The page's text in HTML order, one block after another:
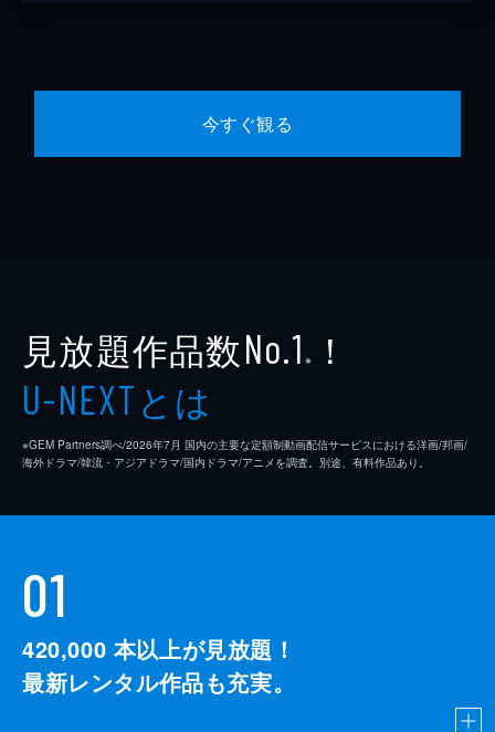
今すぐ観る
見放題作品数No.1 ※ ！
U-NEXTとは
※GEM Partners調べ/2026年7⽉ 国内の主要な定額制動画配信サービスにおける洋画/邦画/
海外ドラマ/韓流・アジアドラマ/国内ドラマ/アニメを調査。別途、有料作品あり。
01
420,000 本以上が見放題！
最新レンタル作品も充実。